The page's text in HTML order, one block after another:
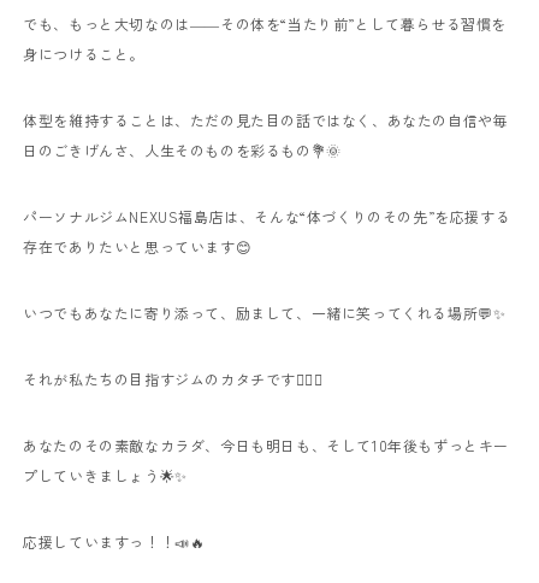
でも、もっと大切なのは――その体を“当たり前”として暮らせる習慣を
身につけること。
体型を維持することは、ただの見た目の話ではなく、あなたの自信や毎
日のごきげんさ、人生そのものを彩るもの💐🌞
パーソナルジムNEXUS福島店は、そんな“体づくりのその先”を応援する
存在でありたいと思っています😊
いつでもあなたに寄り添って、励まして、一緒に笑ってくれる場所💬✨
それが私たちの目指すジムのカタチです🏋️‍♂️💓
あなたのその素敵なカラダ、今日も明日も、そして10年後もずっとキー
プしていきましょう🌟✨
応援していますっ！！📣🔥